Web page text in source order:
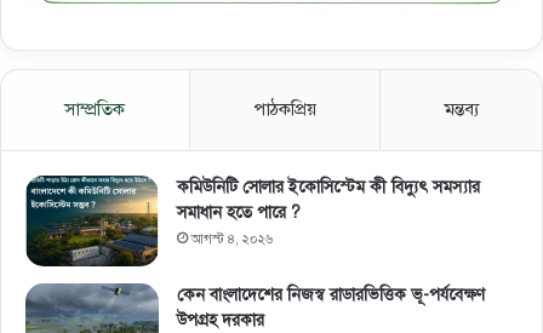
সাম্প্রতিক পাঠকপ্রিয় মন্তব্য
কমিউনিটি সোলার ইকোসিস্টেম কী বিদ্যুৎ সমস্যার
সমাধান হতে পারে ?
আগস্ট ৪, ২০২৬
কেন বাংলাদেশের নিজস্ব রাডারভিত্তিক ভূ-পর্যবেক্ষণ
উপগ্রহ দরকার